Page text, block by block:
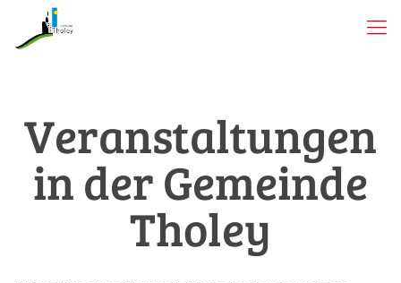
Veranstaltungen
in der Gemeinde
Tholey